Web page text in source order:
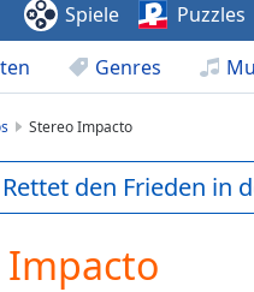
Genres
Spiele Puzzles
Stereo Impacto
den Frieden in
Impacto